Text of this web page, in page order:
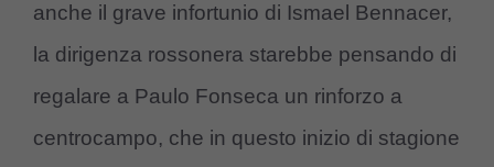
anche il grave infortunio di Ismael Bennacer,
la dirigenza rossonera starebbe pensando di
regalare a Paulo Fonseca un rinforzo a
centrocampo, che in questo inizio di stagione